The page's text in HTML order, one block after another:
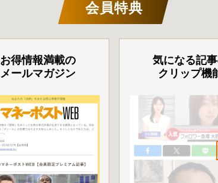
会員特典
お得情報満載の
メールマガジン
気になる記
クリップ機